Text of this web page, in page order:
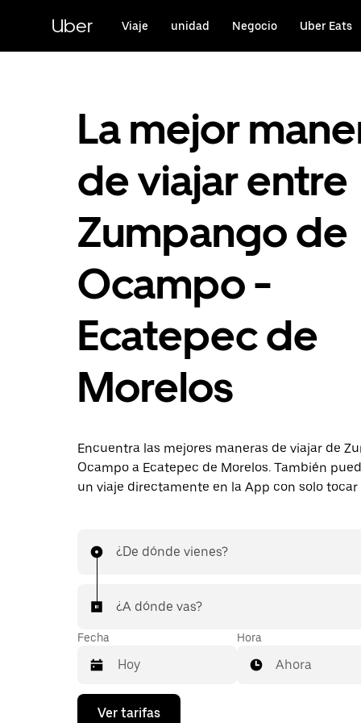
contenido
principal
Uber Viaje unidad Negocio Uber Eats
La mejor
de viajar entre
Zumpango de
Ocampo -
Ecatepec de
Morelos
Encuentra las mejores maneras de viajar de
Ocampo a Ecatepec de Morelos. También
un viaje directamente en la App con solo
¿De dónde vienes?
¿A dónde vas?
Fecha
Presiona
Hora
Ahora
Ver tarifas